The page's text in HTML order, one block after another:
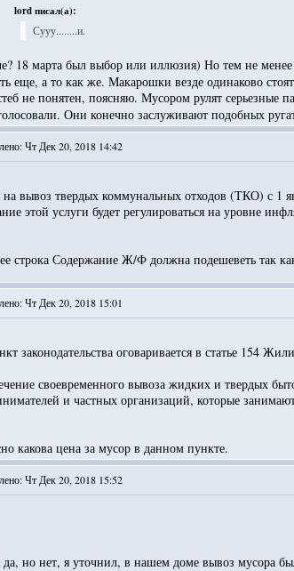
lord писал(а):
Сууу........и.
18 марта был выбор или иллюзия) Но тем не
еще, а то как же. Макарошки везде одинаково стоят
не понятен, поясняю. Мусором рулят серьезные
Они конечно заслуживают подобных
Чт Дек 20, 2018 14:42
вывоз твердых коммунальных отходов (ТКО) с 1
этой услуги будет регулироваться на уровне
строка Содержание Ж/Ф должна подешеветь так
Чт Дек 20, 2018 15:01
законодательства оговаривается в статье 154
своевременного вывоза жидких и твердых
и частных организаций, которые
какова цена за мусор в данном пункте.
Чт Дек 20, 2018 15:52
но нет, я уточнил, в нашем доме вывоз мусора